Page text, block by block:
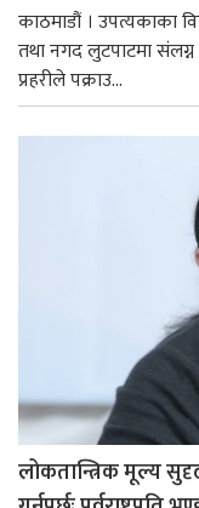
काठमाडौं । उपत्यकाका
तथा नगद लुटपाटमा
प्रहरीले पक्राउ...
लोकतान्त्रिक मूल्य